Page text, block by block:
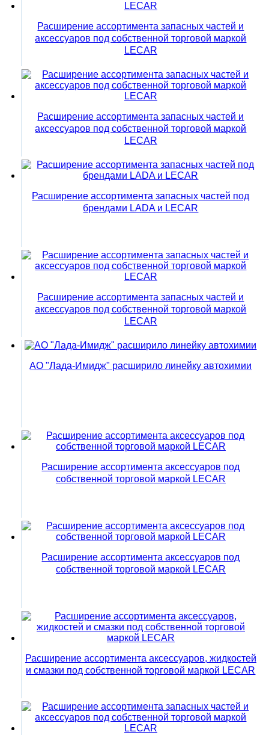
Расширение ассортимента запасных частей и
аксессуаров под собственной торговой маркой
LECAR
Расширение ассортимента запасных частей и
аксессуаров под собственной торговой маркой
LECAR
Расширение ассортимента запасных частей под
брендами LADA и LECAR
Расширение ассортимента запасных частей и
аксессуаров под собственной торговой маркой
LECAR
АО "Лада-Имидж" расширило линейку автохимии
Расширение ассортимента аксессуаров под
собственной торговой маркой LECAR
Расширение ассортимента аксессуаров под
собственной торговой маркой LECAR
Расширение ассортимента аксессуаров, жидкостей
и смазки под собственной торговой маркой LECAR